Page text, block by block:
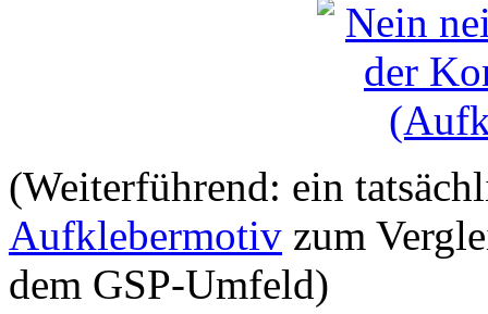
(Weiterführend: ein
Aufklebermotiv zum
dem GSP-Umfeld)